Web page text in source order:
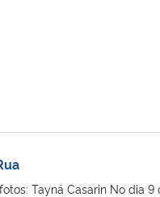
Tayná Casarin No dia 9